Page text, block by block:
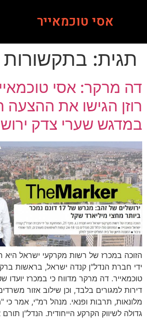
אסי טוכמאייר
תגית: בתקשורות
דה מרקר: אסי
רוזן הגישו את ההצעה
במדגש שערי צדק
הזוכה במכרז של רשות מקרקעי ישראל
ידי חברת הנדל"ן קנדה ישראל, בראשות ברק
דירות למגורים בלבד, וכן שילוב אזור
מלונאות, תרבות ופנאי. מנהל רמ"י, אמר
גדולה לשיווק הקרקע הייחודית. הנדל"ן